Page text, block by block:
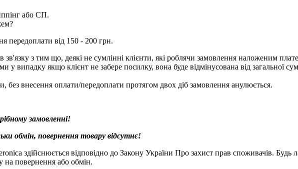
або СП.
передоплати від 150 - 200 грн.
з тим що, деякі не сумлінні клієнти, які роблячи замовлення наложеним
у випадку якщо клієнт не забере посилку, вона буде відмінусована від загальної
без внесення оплати/передоплати протягом двох діб замовлення анулюється.
замовленні!
обмін, повернення товару відсутнє!
здійснюється відповідно до Закону України Про захист прав споживачів.
на повернення або обмін.